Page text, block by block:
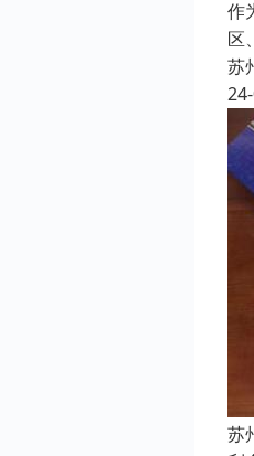
作
区
苏
苏